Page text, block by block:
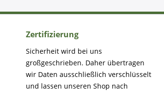
Zertifizierung
Sicherheit wird bei uns
großgeschrieben. Daher übertragen
wir Daten ausschließlich verschlüsselt
und lassen unseren Shop nach